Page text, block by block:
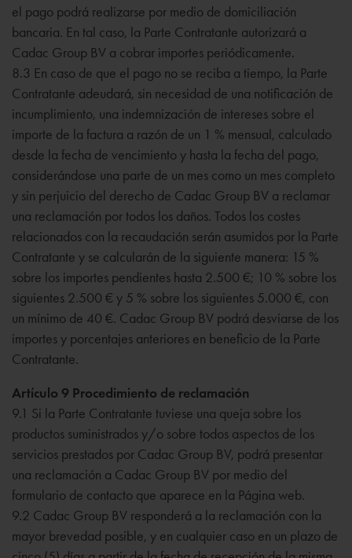
el pago podrá realizarse por medio de domiciliación
bancaria. En tal caso, la Parte Contratante autorizará a
Cadac Group BV a cobrar importes periódicamente.
8.3 En caso de que el pago no se reciba a tiempo, la Parte
Contratante adeudará, sin necesidad de una notificación de
incumplimiento, una indemnización de intereses sobre el
importe de la factura a razón de un 1 % mensual, calculado
desde la fecha de vencimiento y hasta la fecha del pago,
considerándose una parte de un mes como un mes completo
y sin perjuicio del derecho de Cadac Group BV a reclamar
una reclamación por todos los daños. Todos los costes
relacionados con la recaudación serán asumidos por la Parte
Contratante y se calcularán de la siguiente manera: 15 %
sobre los importes pendientes hasta 2.500 €; 10 % sobre los
siguientes 2.500 € y 5 % sobre los siguientes 5.000 €, con
un mínimo de 40 €. Cadac Group BV podrá desviarse de los
importes y porcentajes anteriores en beneficio de la Parte
Contratante.
Artículo 9 Procedimiento de reclamación
9.1 Si la Parte Contratante tuviese una queja sobre los
productos suministrados y/o sobre todos aspectos de los
servicios prestados por Cadac Group BV, podrá presentar
una reclamación a Cadac Group BV por medio del
formulario de contacto que aparece en la Página web.
9.2 Cadac Group BV responderá a la reclamación con la
mayor brevedad posible, y en cualquier caso en un plazo de